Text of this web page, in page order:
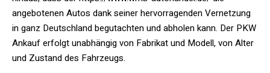
angebotenen Autos dank seiner hervorragenden Vernetzung
in ganz Deutschland begutachten und abholen kann. Der PKW
Ankauf erfolgt unabhängig von Fabrikat und Modell, von Alter
und Zustand des Fahrzeugs.